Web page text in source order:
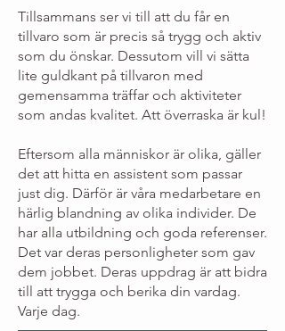
Tillsammans ser vi till att du får en
tillvaro som är precis så trygg och aktiv
som du önskar. Dessutom vill vi sätta
lite guldkant på tillvaron med
gemensamma träffar och aktiviteter
som andas kvalitet. Att överraska är kul!
Eftersom alla människor är olika, gäller
det att hitta en assistent som passar
just dig. Därför är våra medarbetare en
härlig blandning av olika individer. De
har alla utbildning och goda referenser.
Det var deras personligheter som gav
dem jobbet. Deras uppdrag är att bidra
till att trygga och berika din vardag.
Varje dag.